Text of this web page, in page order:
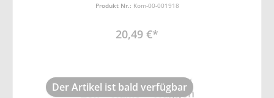
Produkt Nr.: Kom-00-001918
20,49 €*
Der Artikel ist bald verfügbar